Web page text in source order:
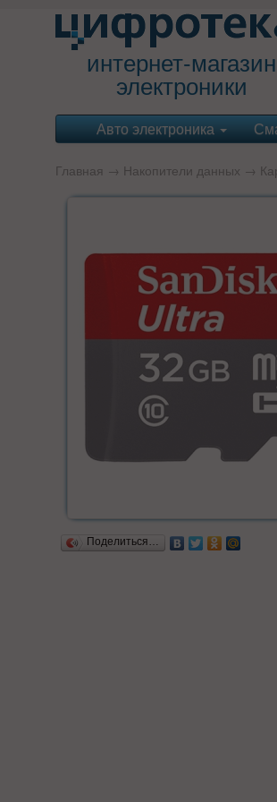
интернет-магазин
электроники
Авто электроника
Главная → Накопители данных →
Поделиться…